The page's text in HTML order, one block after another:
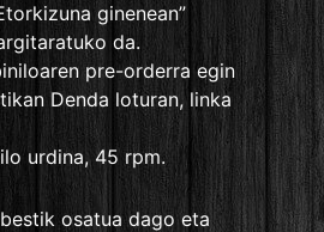
ginenean”
da.
pre-orderra egin
Denda loturan, linka
urdina, 45 rpm.
osatua dago eta